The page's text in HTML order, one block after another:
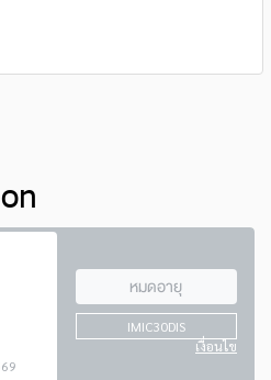
หมดอายุ
IMIC30DIS
เงื่อนไข